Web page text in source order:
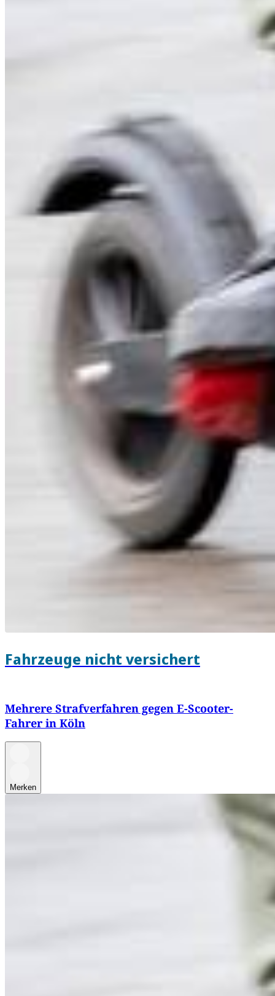
Fahrzeuge nicht versichert
Mehrere Strafverfahren gegen E-Scooter-
Fahrer in Köln
Merken